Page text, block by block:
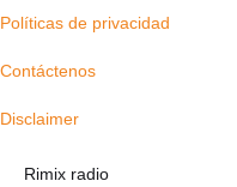
Políticas de privacidad
Contáctenos
Disclaimer
Rimix radio